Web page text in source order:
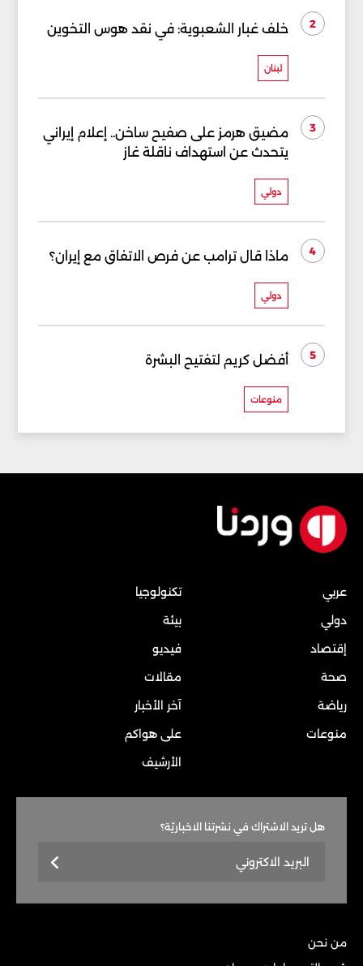
2 خلف غبار الشعبوية: في نقد هوس التخوين
لبنان
3
مضيق هرمز على صفيح ساخن.. إعلام إيراني
يتحدث عن استهداف ناقلة غاز
دولي
4 ماذا قال ترامب عن فرص الاتفاق مع إيران؟
دولي
5 أفضل كريم لتفتيح البشرة
منوعات
عربي
دولي
إقتصاد
صحة
رياضة
منوعات
تكنولوجيا
بيئة
فيديو
مقالات
آخر الأخبار
على هواكم
الأرشيف
هل تريد الاشتراك في نشرتنا الاخباريّة؟
من نحن